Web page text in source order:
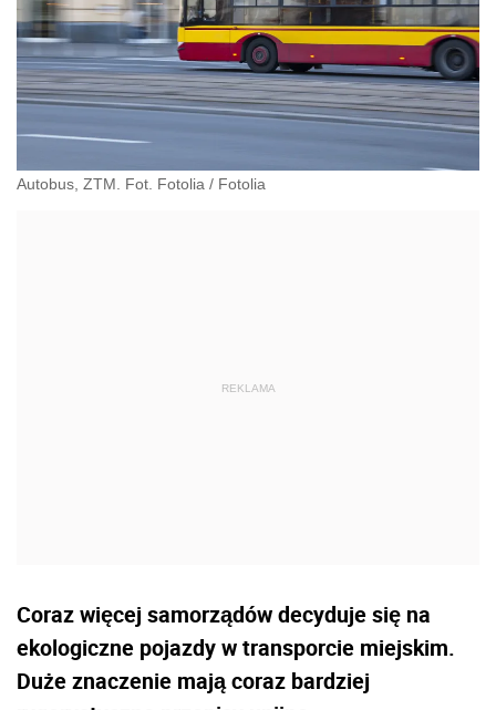
Autobus, ZTM. Fot. Fotolia / Fotolia
Coraz więcej samorządów decyduje się na
ekologiczne pojazdy w transporcie miejskim.
Duże znaczenie mają coraz bardziej